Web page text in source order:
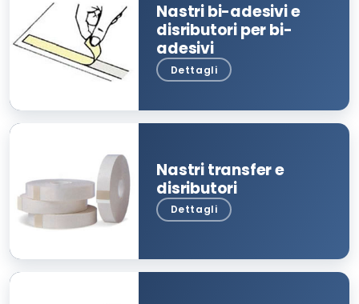
Nastri bi-adesivi e
disributori per bi-
adesivi
Nastri transfer e
disributori